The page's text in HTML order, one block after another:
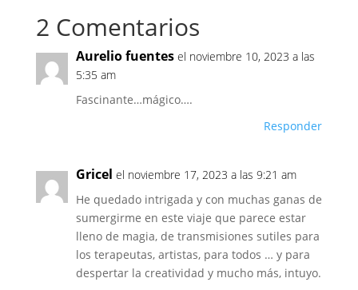
2 Comentarios
Aurelio fuentes el noviembre 10, 2023 a las
5:35 am
Fascinante…mágico….
Responder
Gricel el noviembre 17, 2023 a las 9:21 am
He quedado intrigada y con muchas ganas de
sumergirme en este viaje que parece estar
lleno de magia, de transmisiones sutiles para
los terapeutas, artistas, para todos … y para
despertar la creatividad y mucho más, intuyo.